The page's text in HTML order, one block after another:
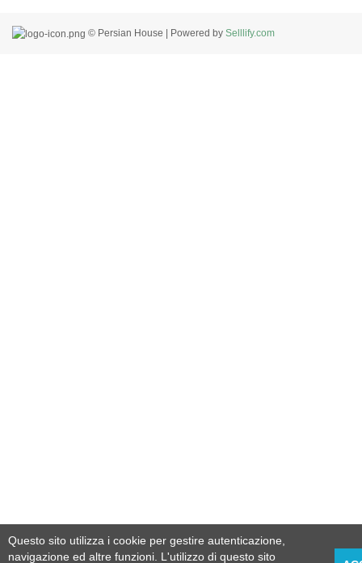
© Persian House | Powered by Selllify.com
Questo sito utilizza i cookie per gestire autenticazione,
navigazione ed altre funzioni. L'utilizzo di questo sito